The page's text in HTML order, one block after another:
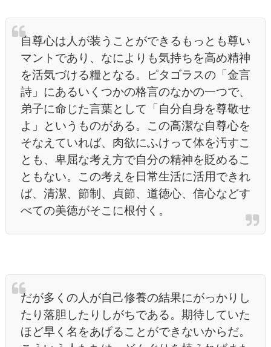
自尊心は人が装うことができるもっとも尊い
マントであり、なによりも気持ちを高め精神
を活気づける糧となる。ピタゴラスの「金言
詩」にあるいくつかの格言のなかの一つで、
弟子に命じた言葉として「自分自身を尊敬せ
よ」というものがある。この高潔な自尊心を
そなえていれば、肉欲にふけって体を汚すこ
とも、卑屈な考え方で自分の精神を貶めるこ
ともない。この考えを日常生活に活用できれ
ば、清潔、節制、貞節、道徳心、信心などす
べての美徳がそこに根付く。
だが多くの人が自己修養の結果にがっかりし
たり落胆したりしがちである。期待していた
ほど早く名をあげることができないからだ。